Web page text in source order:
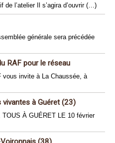
de l’atelier Il s’agira d’ouvrir (…)
générale sera précédée
RAF pour le réseau
vous invite à La Chaussée, à
à Guéret (23)
À GUÉRET LE 10 février